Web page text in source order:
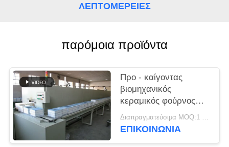
ΛΕΠΤΟΜΈΡΕΙΕΣ
παρόμοια προϊόντα
Προ - καίγοντας
βιομηχανικός
κεραμικός φούρνος
Debinding
Διαπραγματεύσιμα MOQ:1 σύνολο
ΕΠΙΚΟΙΝΩΝΙΑ